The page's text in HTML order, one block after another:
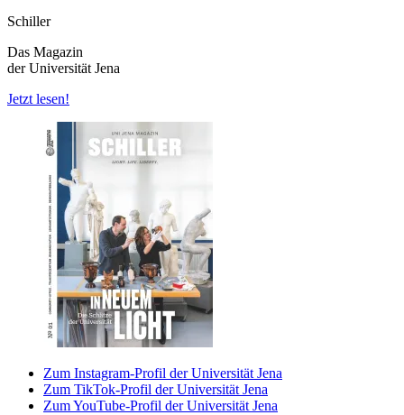
Schiller
Das Magazin
der Universität Jena
Jetzt lesen!
Zum Instagram-Profil der Universität Jena
Zum TikTok-Profil der Universität Jena
Zum YouTube-Profil der Universität Jena